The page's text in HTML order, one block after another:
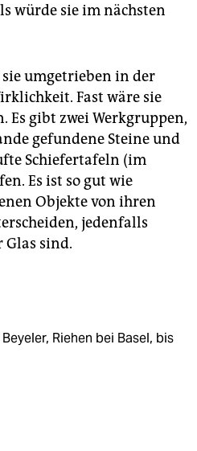
würde sie im nächsten
umgetrieben in der
Fast wäre sie
Es gibt zwei Werkgruppen,
gefundene Steine und
Schiefertafeln (im
Es ist so gut wie
Objekte von ihren
jedenfalls
Glas sind.
Riehen bei Basel, bis